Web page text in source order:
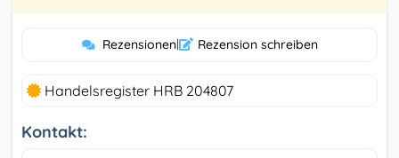
Rezensionen| Rezension schreiben
Handelsregister HRB 204807
Kontakt: